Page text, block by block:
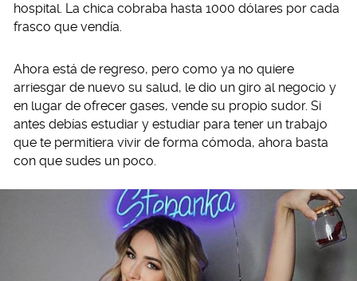
hospital. La chica cobraba hasta 1000 dólares por cada
frasco que vendía.
Ahora está de regreso, pero como ya no quiere
arriesgar de nuevo su salud, le dio un giro al negocio y
en lugar de ofrecer gases, vende su propio sudor. Si
antes debías estudiar y estudiar para tener un trabajo
que te permitiera vivir de forma cómoda, ahora basta
con que sudes un poco.